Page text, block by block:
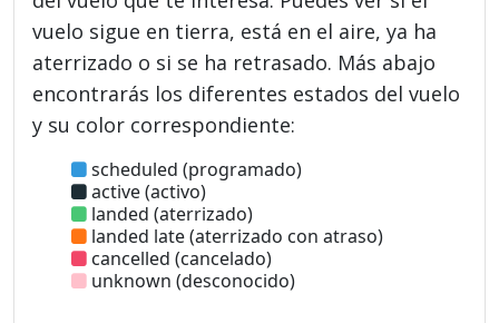
vuelo sigue en tierra, está en el aire, ya ha
aterrizado o si se ha retrasado. Más abajo
encontrarás los diferentes estados del vuelo
y su color correspondiente:
scheduled (programado)
active (activo)
landed (aterrizado)
landed late (aterrizado con atraso)
cancelled (cancelado)
unknown (desconocido)